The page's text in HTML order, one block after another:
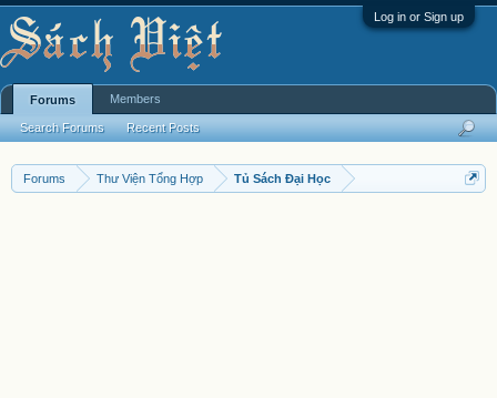
Log in or Sign up
Forums Thư Viện Tổng Hợp Tủ Sách Đại Học
Forums
Search Forums Recent Posts
Members